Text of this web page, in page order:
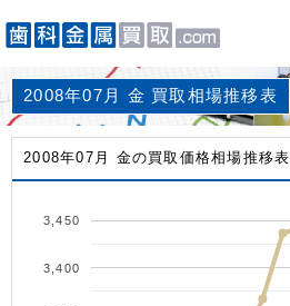
2008年07月 金 買取相場推移表
2008年07月 金の買取価格相場推移表
3,400
3,450